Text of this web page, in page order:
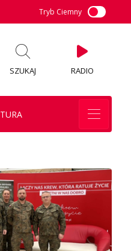
Tryb Ciemny
SZUKAJ RADIO